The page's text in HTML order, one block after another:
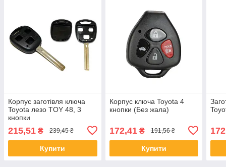
Корпус заготівля ключа
Toyota лезо TOY 48, 3
кнопки
215,51 ₴ 239,45 ₴
Купити
Корпус ключа Toyota 4
кнопки (Без жала)
172,41₴ 191,56 ₴
Купити